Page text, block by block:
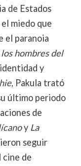
de Estados
miedo que
el paranoia
los hombres del
y
, Pakula trató
último periodo
de
y La
seguir
cine de